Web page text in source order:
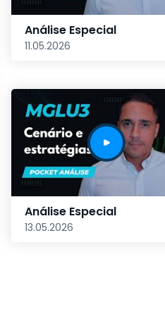
Análise Especial
11.05.2026
Análise Especial
13.05.2026